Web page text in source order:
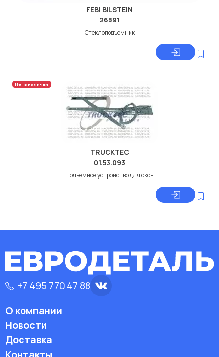
FEBI BILSTEIN
26891
Стеклоподъемник
Нет в наличии
TRUCKTEC
01.53.093
Подъемное устройство для окон
+7 495 770 47 88
О компании
Новости
Доставка